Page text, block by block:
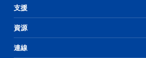
支援
資源
連線